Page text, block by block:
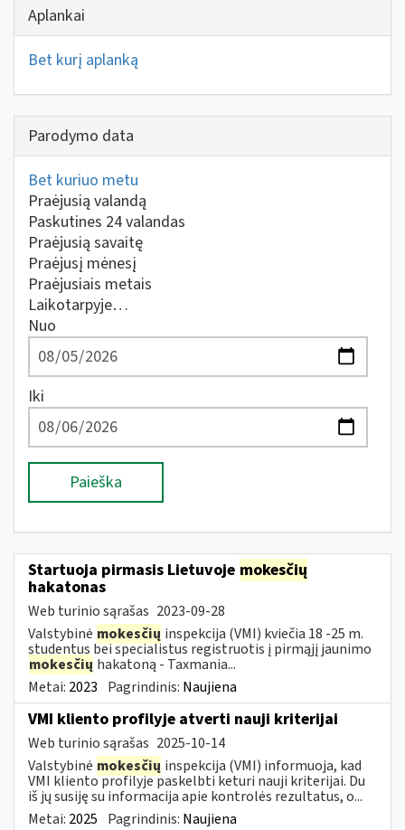
Aplankai
Bet kurį aplanką
Parodymo data
Bet kuriuo metu
Praėjusią valandą
Paskutines 24 valandas
Praėjusią savaitę
Praėjusį mėnesį
Praėjusiais metais
Laikotarpyje…
Nuo
Iki
Paieška
Startuoja pirmasis Lietuvoje mokesčių
hakatonas
Web turinio sąrašas 2023-09-28
Valstybinė mokesčių inspekcija (VMI) kviečia 18 -25 m.
studentus bei specialistus registruotis į pirmąjį jaunimo
mokesčių hakatoną - Taxmania...
Metai: 2023 Pagrindinis: Naujiena
VMI kliento profilyje atverti nauji kriterijai
Web turinio sąrašas 2025-10-14
Valstybinė mokesčių inspekcija (VMI) informuoja, kad
VMI kliento profilyje paskelbti keturi nauji kriterijai. Du
iš jų susiję su informacija apie kontrolės rezultatus, o...
Metai: 2025 Pagrindinis: Naujiena